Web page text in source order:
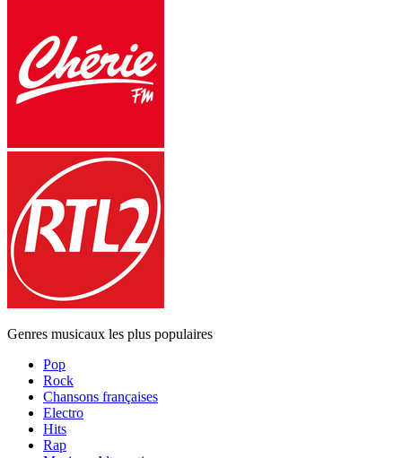
Genres musicaux les plus populaires
Pop
Rock
Chansons françaises
Electro
Hits
Rap